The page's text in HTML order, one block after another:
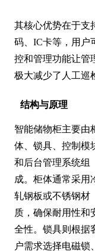
其核心优势在于支
码、IC卡等，用户
控和管理功能让管
极大减少了人工巡
结构与原理
智能储物柜主要由
体、锁具、控制模
和后台管理系统组
成。柜体通常采用
轧钢板或不锈钢材
质，确保耐用性和
全性。锁具则根据
户需求选择电磁锁、